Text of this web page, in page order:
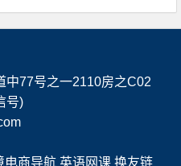
中77号之一2110房之C02
号)
电商导航 英语网课 换友链